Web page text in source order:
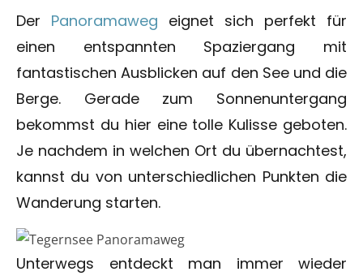
Der Panoramaweg eignet sich perfekt für
einen entspannten Spaziergang mit
fantastischen Ausblicken auf den See und die
Berge. Gerade zum Sonnenuntergang
bekommst du hier eine tolle Kulisse geboten.
Je nachdem in welchen Ort du übernachtest,
kannst du von unterschiedlichen Punkten die
Wanderung starten.
Unterwegs entdeckt man immer wieder